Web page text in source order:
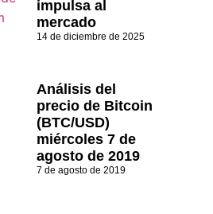
impulsa al
mercado
14 de diciembre de 2025
Análisis del
precio de Bitcoin
(BTC/USD)
miércoles 7 de
agosto de 2019
7 de agosto de 2019